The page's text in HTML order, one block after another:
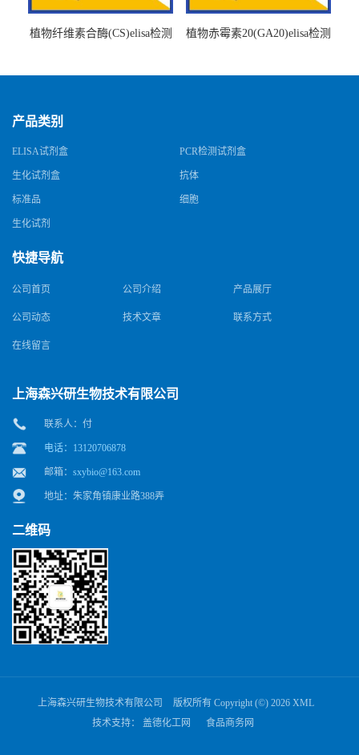
植物纤维素合酶(CS)elisa检测
植物赤霉素20(GA20)elisa检测
产品类别
ELISA试剂盒 PCR检测试剂盒
生化试剂盒 抗体
标准品 细胞
生化试剂
快捷导航
公司首页 公司介绍 产品展厅
公司动态 技术文章 联系方式
在线留言
上海森兴研生物技术有限公司
联系人：付
电话：13120706878
邮箱： sxybio@163.com
地址：朱家角镇康业路388弄
二维码
上海森兴研生物技术有限公司 版权所有 Copyright (©) 2026 XML
技术支持： 盖德化工网 食品商务网